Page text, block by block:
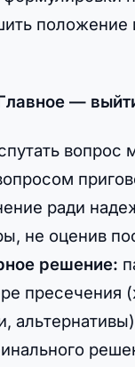
положение
—
вопрос
ради
не оценив
решение:
пресечения